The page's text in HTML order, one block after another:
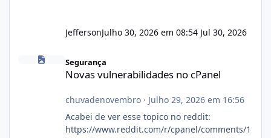
JeffersonJulho 30, 2026 em 08:54 Jul 30, 2026
Novas vulnerabilidades no cPanel
Segurança
Novas vulnerabilidades no cPanel
chuvadenovembro· Julho 29, 2026 em 16:56
Acabei de ver esse topico no reddit:
https://www.reddit.com/r/cpanel/comments/1